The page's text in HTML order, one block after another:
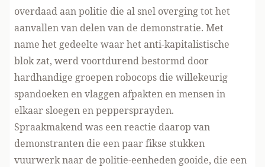
overdaad aan politie die al snel overging tot het
aanvallen van delen van de demonstratie. Met
name het gedeelte waar het anti-kapitalistische
blokzat, werd voortdurend bestormd door
hardhandige groepen robocops die willekeurig
spandoeken en vlaggen afpakten en mensenin
elkaar sloegen en peppersprayden.
Spraakmakend was een reactie daarop van
demonstranten die een paar fikse stukken
vuurwerk naar de politie-eenheden gooide, die een